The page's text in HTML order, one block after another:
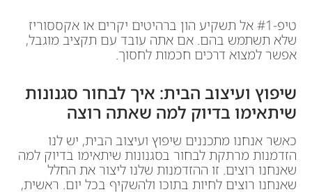
טיפ-#1 אל תשקיע הון ברהיטים יקרים או אקססוריז
שלא תשתמש בהם. אם אתה עובד עם תקציב מוגבל,
אפשר למצוא דרכים חכמות לחסוך.
שיפוץ ועיצוב הבית: איך לבחור סגנונות
שיתאימו בדיוק למה שאתה רוצה
כאשר אנחנו מתכננים שיפוץ ועיצוב הבית, יש לנו
הזדמנות מרתקת לבחור בסגנונות שיתאימו בדיוק למה
שאנחנו רוצים. זו ההזדמנות שלנו ליצור את החלל
שאנחנו רוצים לחיות בתוכו ולהשקיף בכל יום. ראשית,